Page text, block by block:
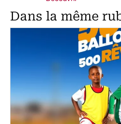
Dans la même